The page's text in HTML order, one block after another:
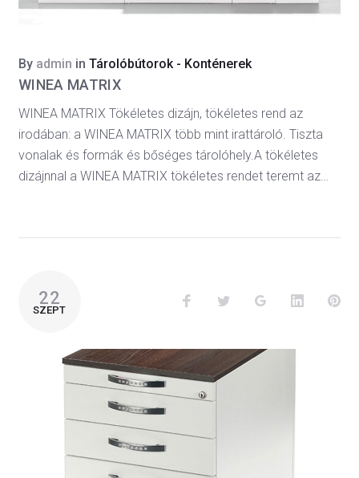
By admin in Tárolóbútorok - Konténerek
WINEA MATRIX
WINEA MATRIX Tökéletes dizájn, tökéletes rend az
irodában: a WINEA MATRIX több mint irattároló. Tiszta
vonalak és formák és bőséges tárolóhely.A tökéletes
dizájnnal a WINEA MATRIX tökéletes rendet teremt az…
22
SZEPT